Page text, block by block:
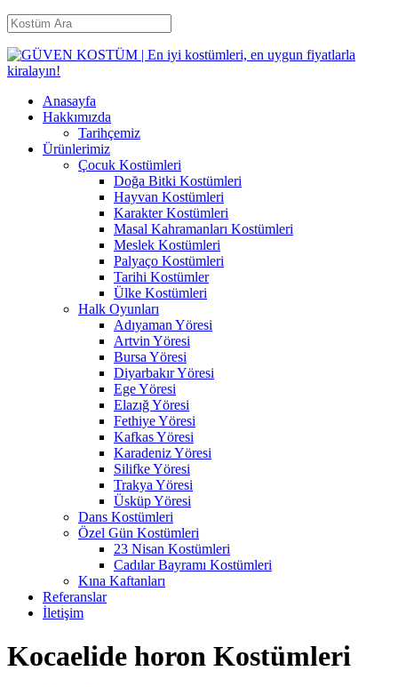
Anasayfa
Hakkımızda
Tarihçemiz
Ürünlerimiz
Çocuk Kostümleri
Doğa Bitki Kostümleri
Hayvan Kostümleri
Karakter Kostümleri
Masal Kahramanları Kostümleri
Meslek Kostümleri
Palyaço Kostümleri
Tarihi Kostümler
Ülke Kostümleri
Halk Oyunları
Adıyaman Yöresi
Artvin Yöresi
Bursa Yöresi
Diyarbakır Yöresi
Ege Yöresi
Elazığ Yöresi
Fethiye Yöresi
Kafkas Yöresi
Karadeniz Yöresi
Silifke Yöresi
Trakya Yöresi
Üsküp Yöresi
Dans Kostümleri
Özel Gün Kostümleri
23 Nisan Kostümleri
Cadılar Bayramı Kostümleri
Kına Kaftanları
Referanslar
İletişim
Kocaelide horon Kostümleri